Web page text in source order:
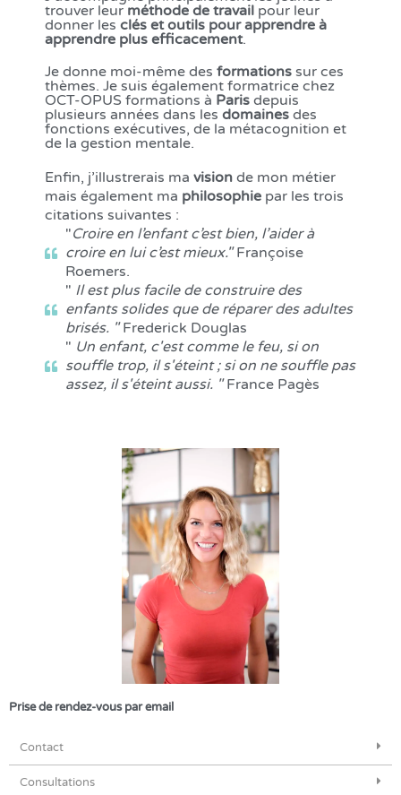
trouver leur méthode de travail pour leur
donner les clés et outils pour apprendre à
apprendre plus efficacement.
Je donne moi-même des formations sur ces
thèmes. Je suis également formatrice chez
OCT-OPUS formations à Paris depuis
plusieurs années dans les domaines des
fonctions exécutives, de la métacognition et
de la gestion mentale.
Enfin, j’illustrerais ma vision de mon métier
mais également ma philosophie par les trois
citations suivantes :
"Croire en l’enfant c’est bien, l’aider à
croire en lui c’est mieux."Françoise
Roemers.
" Il est plus facile de construire des
enfants solides que de réparer des adultes
brisés. "Frederick Douglas
" Un enfant, c'est comme le feu, si on
souffle trop, il s'éteint ; si on ne souffle pas
assez, il s'éteint aussi. "France Pagès
Prise de rendez-vous par email
Contact
Consultations